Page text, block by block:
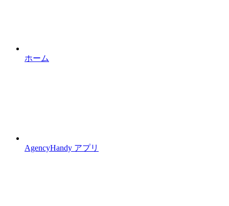
ホーム
AgencyHandy アプリ